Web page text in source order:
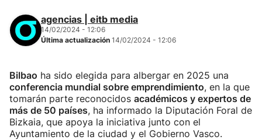
agencias | eitb media
14/02/2024 - 12:06
Última actualización 14/02/2024 - 12:06
Bilbao ha sido elegida para albergar en 2025 una
conferencia mundial sobre emprendimiento, en la que
tomarán parte reconocidos académicos y expertos de
más de 50 países, ha informado la Diputación Foral de
Bizkaia, que apoya la iniciativa junto con el
Ayuntamiento de la ciudad y el Gobierno Vasco.